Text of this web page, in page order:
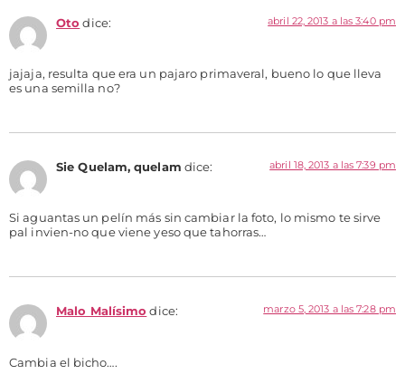
Oto dice: abril 22, 2013 a las 3:40 pm
jajaja, resulta que era un pajaro primaveral, bueno lo que lleva
es una semilla no?
Sie Quelam, quelam dice: abril 18, 2013 a las 7:39 pm
Si aguantas un pelín más sin cambiar la foto, lo mismo te sirve
pal invien-no que viene yeso que tahorras…
Malo Malísimo dice: marzo 5, 2013 a las 7:28 pm
Cambia el bicho….